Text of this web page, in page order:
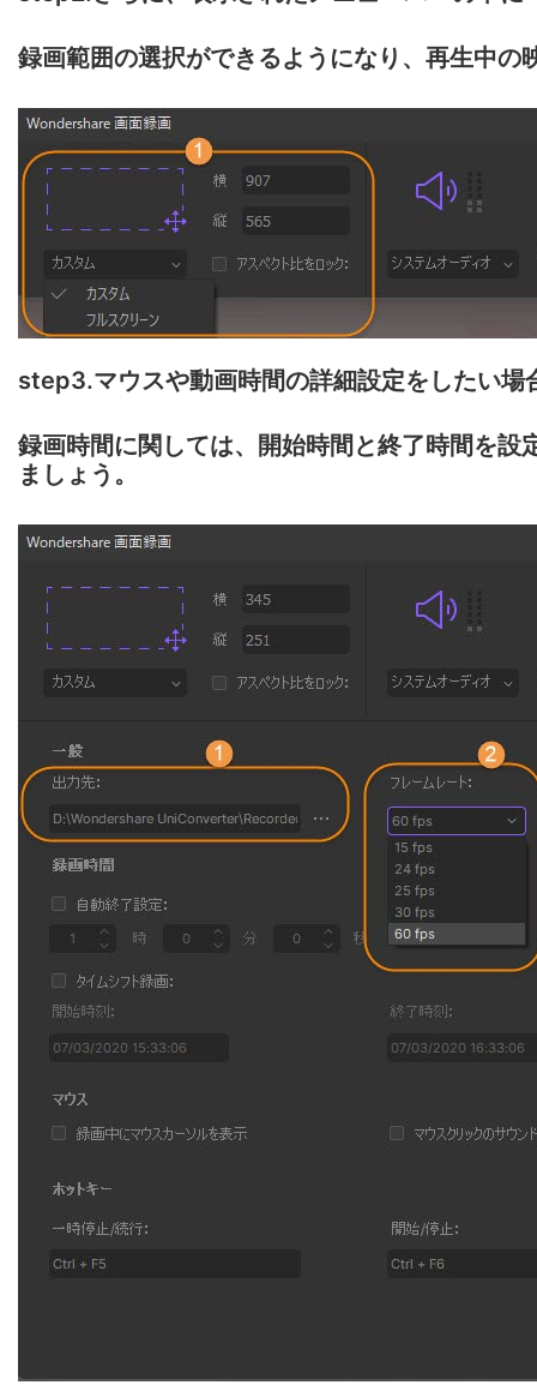
録画範囲の選択ができるようになり、再生中
step3.マウスや動画時間の詳細設定をしたい場
録画時間に関しては、開始時間と終了時間を
ましょう。